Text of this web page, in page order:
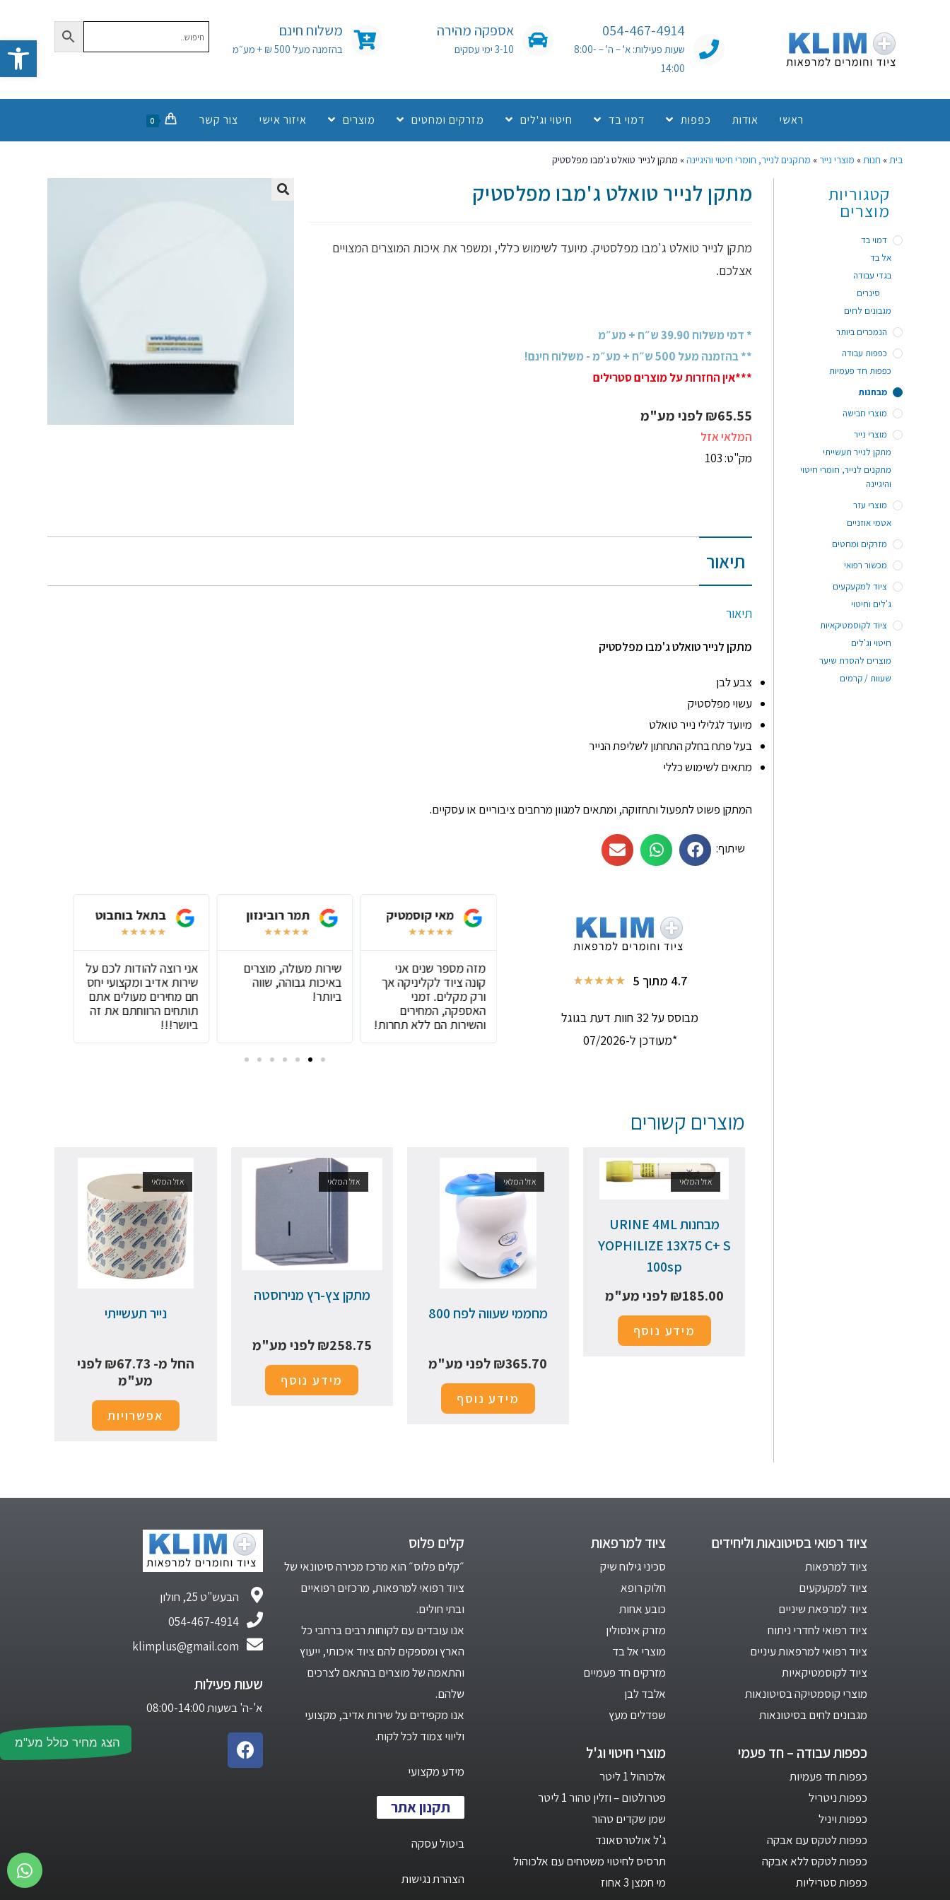
פתח סרגל נגישות
הצג מחיר כולל מע"מ
054-467-4914
שעות פעילות: א' – ה' – 8:00-
14:00
אספקה מהירה
3-10 ימי עסקים
משלוח חינם
בהזמנה מעל 500 ₪ + מע״מ
ראשי אודות כפפות דמוי בד חיטוי וג'לים מזרקים ומחטים מוצרים איזור אישי צור קשר 0
בית» חנות» מוצרי נייר » מתקנים לנייר, חומרי חיטוי והיגיינה» מתקן לנייר טואלט ג'מבו מפלסטיק
מתקן לנייר טואלט ג'מבו מפלסטיק
מתקן לנייר טואלט ג'מבו מפלסטיק. מיועד לשימוש כללי, ומשפר את איכות המוצרים המצויים
אצלכם.
* דמי משלוח 39.90 ש״ח + מע״מ
** בהזמנה מעל 500 ש״ח + מע״מ - משלוח חינם!
***אין החזרות על מוצרים סטרילים
₪65.55 לפני מע"מ
המלאי אזל
מק"ט: 103
תיאור
תיאור
מתקן לנייר טואלט ג'מבו מפלסטיק
צבע לבן
עשוי מפלסטיק
מיועד לגלילי נייר טואלט
בעל פתח בחלק התחתון לשליפת הנייר
מתאים לשימוש כללי
המתקן פשוט לתפעול ותחזוקה, ומתאים למגוון מרחבים ציבוריים או עסקיים.
שיתוף:
4.7 מתוך 5 ★
★
★
★
★
מבוסס על 32 חוות דעת בגוגל
*מעודכן ל-07/2026
Ginkgo Home אסף שליפקה
★
★
,שירות מצוין וסבלני
מאי קוסמטיק
★
★
★
★
★
מזה מספר שנים אני
קונה ציוד לקליניקה אך
ורק מקלים. זמני
האספקה, המחירים
והשירות הם ללא תחרות!
תמר רובינזון
★
★
★
★
★
שירות מעולה, מוצרים
באיכות גבוהה, שווה
ביותר!
בתאל בוחבוט
★
★
★
★
★
אני רוצה להודות לכם על
שירות אדיב ומקצועי יחס
חם מחירים מעולים אתם
תותחים הרווחתם את זה
ביושר!!!
מוצרים קשורים
אזל המלאי
מבחנות URINE 4ML
YOPHILIZE 13X75 C+ S
100sp
₪185.00 לפני מע"מ
מידע נוסף
אזל המלאי
מחממי שעווה לפח 800
₪365.70 לפני מע"מ
מידע נוסף
אזל המלאי
מתקן צץ-רץ מנירוסטה
₪258.75 לפני מע"מ
מידע נוסף
אזל המלאי
נייר תעשייתי
החל מ- ₪67.73
לפני
מע"מ
אפשרויות
קטגוריות
מוצרים
דמוי בד
אל בד
בגדי עבודה
סינרים
מגבונים לחים
הנמכרים ביותר
כפפות עבודה
כפפות חד פעמיות
מבחנות
מוצרי חבישה
מוצרי נייר
מתקן לנייר תעשייתי
מתקנים לנייר, חומרי חיטוי
והיגיינה
מוצרי עזר
אטמי אוזניים
מזרקים ומחטים
מכשור רפואי
ציוד למקעקעים
ג'לים וחיטוי
ציוד לקוסמטיקאיות
חיטוי וג'לים
מוצרים להסרת שיער
שעוות / קרמים
ציוד רפואי בסיטונאות וליחידים
ציוד למרפאות
ציוד למקעקעים
ציוד למרפאת שיניים
ציוד רפואי לחדרי ניתוח
ציוד רפואי למרפאות עיניים
ציוד לקוסמטיקאיות
מוצרי קוסמטיקה בסיטונאות
מגבונים לחים בסיטונאות
כפפות עבודה – חד פעמי
כפפות חד פעמיות
כפפות ניטריל
כפפות ויניל
כפפות לטקס עם אבקה
כפפות לטקס ללא אבקה
כפפות סטריליות
ציוד למרפאות
סכיני גילוח שיק
חלוק רופא
כובע אחות
מזרק אינסולין
מוצרי אל בד
מזרקים חד פעמיים
אלבד לבן
שפדלים מעץ
מוצרי חיטוי וג'ל
אלכוהול 1 ליטר
פטרולטום – וזלין טהור 1 ליטר
שמן שקדים טהור
ג'ל אולטרסאונד
תרסיס לחיטוי משטחים עם אלכוהול
מי חמצן 3 אחוז
קלים פלוס
״קלים פלוס״ הוא מרכז מכירה סיטונאי של
ציוד רפואי למרפאות, מרכזים רפואיים
ובתי חולים.
אנו עובדים עם לקוחות רבים ברחבי כל
הארץ ומספקים להם ציוד איכותי, ייעוץ
והתאמה של מוצרים בהתאם לצרכים
שלהם.
אנו מקפידים על שירות אדיב, מקצועי
וליווי צמוד לכל לקוח.
מידע מקצועי
תקנון אתר
ביטול עסקה
הצהרת נגישות
הבעש"ט 25, חולון
054-467-4914
klimplus@gmail.com
שעות פעילות
א'-ה' בשעות 08:00-14:00